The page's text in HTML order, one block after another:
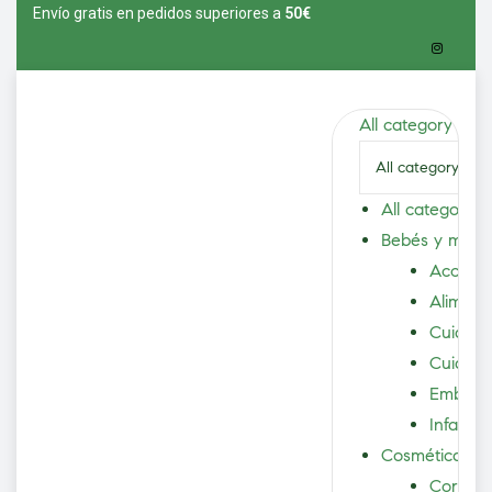
Envío gratis en pedidos superiores a 50€
All category
All category
Bebés y
Infantil
Cosmética